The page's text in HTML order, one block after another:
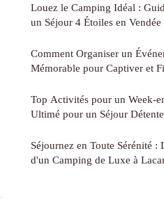
Louez le Camping Idéal :
un Séjour 4 Étoiles en Vendée
Comment Organiser un
Mémorable pour Captiver et
Top Activités pour un Week-
Ultimé pour un Séjour
Séjournez en Toute Sérénité :
d'un Camping de Luxe à